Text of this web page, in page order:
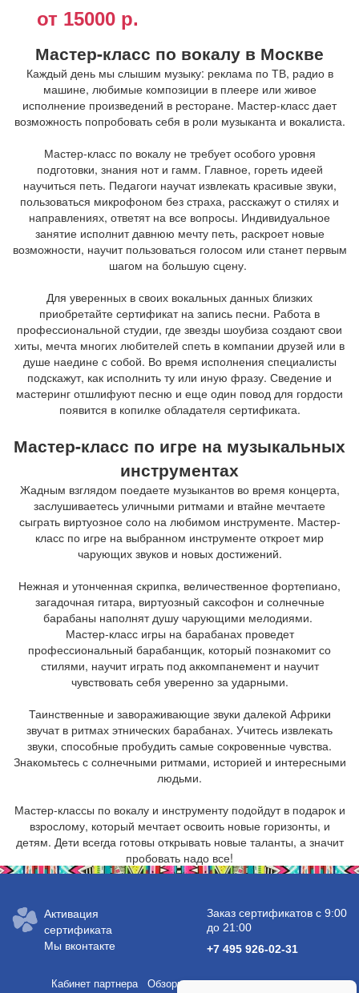
от 15000 р.
Мастер-класс по вокалу в Москве
Каждый день мы слышим музыку: реклама по ТВ, радио в
машине, любимые композиции в плеере или живое
исполнение произведений в ресторане. Мастер-класс дает
возможность попробовать себя в роли музыканта и вокалиста.
Мастер-класс по вокалу не требует особого уровня
подготовки, знания нот и гамм. Главное, гореть идеей
научиться петь. Педагоги научат извлекать красивые звуки,
пользоваться микрофоном без страха, расскажут о стилях и
направлениях, ответят на все вопросы. Индивидуальное
занятие исполнит давнюю мечту петь, раскроет новые
возможности, научит пользоваться голосом или станет первым
шагом на большую сцену.
Для уверенных в своих вокальных данных близких
приобретайте сертификат на запись песни. Работа в
профессиональной студии, где звезды шоубиза создают свои
хиты, мечта многих любителей спеть в компании друзей или в
душе наедине с собой. Во время исполнения специалисты
подскажут, как исполнить ту или иную фразу. Сведение и
мастеринг отшлифуют песню и еще один повод для гордости
появится в копилке обладателя сертификата.
Мастер-класс по игре на музыкальных
инструментах
Жадным взглядом поедаете музыкантов во время концерта,
заслушиваетесь уличными ритмами и втайне мечтаете
сыграть виртуозное соло на любимом инструменте. Мастер-
класс по игре на выбранном инструменте откроет мир
чарующих звуков и новых достижений.
Нежная и утонченная скрипка, величественное фортепиано,
загадочная гитара, виртуозный саксофон и солнечные
барабаны наполнят душу чарующими мелодиями.
Мастер-класс игры на барабанах проведет
профессиональный барабанщик, который познакомит со
стилями, научит играть под аккомпанемент и научит
чувствовать себя уверенно за ударными.
Таинственные и завораживающие звуки далекой Африки
звучат в ритмах этнических барабанах. Учитесь извлекать
звуки, способные пробудить самые сокровенные чувства.
Знакомьтесь с солнечными ритмами, историей и интересными
людьми.
Мастер-классы по вокалу и инструменту подойдут в подарок и
взрослому, который мечтает освоить новые горизонты, и
детям. Дети всегда готовы открывать новые таланты, а значит
пробовать надо все!
Активация
сертификата
Мы вконтакте
Заказ сертификатов с 9:00
до 21:00
+7 495 926-02-31
Кабинет партнера Обзоры услуг и полезные статьи